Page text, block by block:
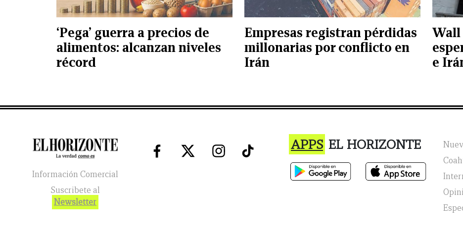
‘Pega’ guerra a precios de
alimentos: alcanzan niveles
récord
Empresas registran pérdidas
millonarias por conflicto en
Irán
Wall
e
Información Comercial
Suscribete al
Newsletter
APPS EL HORIZONTE